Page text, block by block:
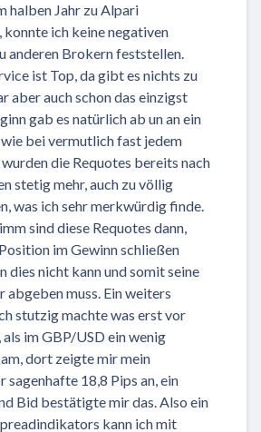
halben Jahr zu Alpari
ich keine negativen
anderen Brokern feststellen.
ist Top, da gibt es nichts zu
aber auch schon das einzigst
gab es natürlich ab un an ein
bei vermutlich fast jedem
die Requotes bereits nach
stetig mehr, auch zu völlig
was ich sehr merkwürdig finde.
sind diese Requotes dann,
im Gewinn schließen
dies nicht kann und somit seine
abgeben muss. Ein weiters
stutzig machte was erst vor
als im GBP/USD ein wenig
dort zeigte mir mein
sagenhafte 18,8 Pips an, ein
Bid bestätigte mir das. Also ein
kann ich mit